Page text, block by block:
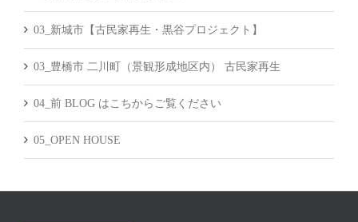
03_新城市【古民家再生・黒谷プロジェクト】
03_豊橋市 二川町（景観形成地区内） 古民家再生
04_前 BLOG はこちからご覧ください
05_OPEN HOUSE